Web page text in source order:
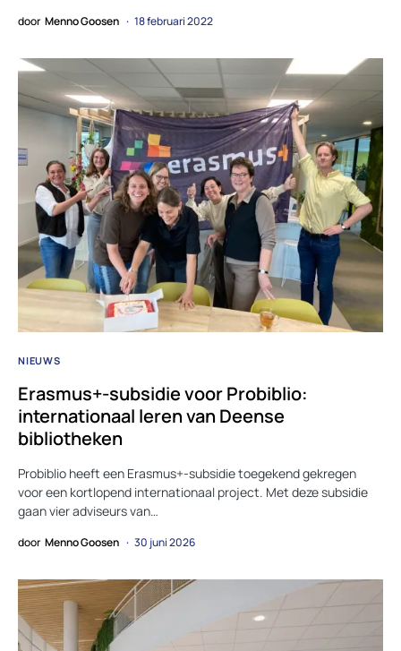
door Menno Goosen 18 februari 2022
NIEUWS
Erasmus+-subsidie voor Probiblio:
internationaal leren van Deense
bibliotheken
Probiblio heeft een Erasmus+-subsidie toegekend gekregen
voor een kortlopend internationaal project. Met deze subsidie
gaan vier adviseurs van…
door Menno Goosen 30 juni 2026